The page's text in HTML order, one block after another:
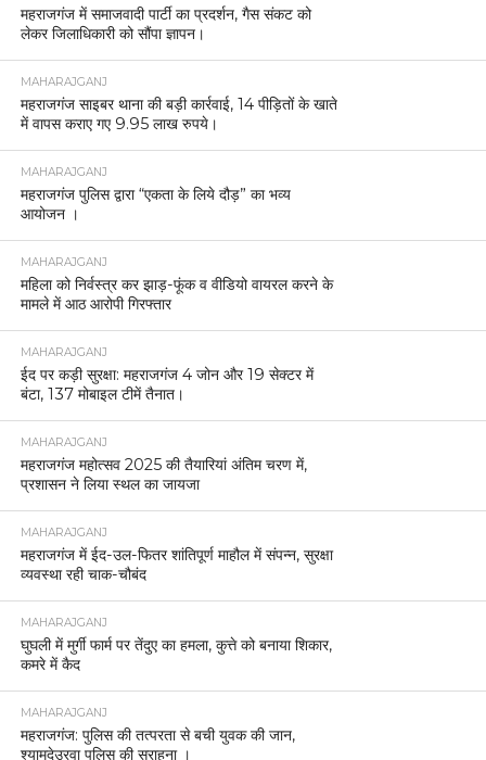
महराजगंज में समाजवादी पार्टी का प्रदर्शन, गैस संकट को
लेकर जिलाधिकारी को सौंपा ज्ञापन।
MAHARAJGANJ
महराजगंज साइबर थाना की बड़ी कार्रवाई, 14 पीड़ितों के खाते
में वापस कराए गए 9.95 लाख रुपये।
MAHARAJGANJ
महराजगंज पुलिस द्वारा “एकता के लिये दौड़” का भव्य
आयोजन ।
MAHARAJGANJ
महिला को निर्वस्त्र कर झाड़-फूंक व वीडियो वायरल करने के
मामले में आठ आरोपी गिरफ्तार
MAHARAJGANJ
ईद पर कड़ी सुरक्षा: महराजगंज 4 जोन और 19 सेक्टर में
बंटा, 137 मोबाइल टीमें तैनात।
MAHARAJGANJ
महराजगंज महोत्सव 2025 की तैयारियां अंतिम चरण में,
प्रशासन ने लिया स्थल का जायजा
MAHARAJGANJ
महराजगंज में ईद-उल-फितर शांतिपूर्ण माहौल में संपन्न, सुरक्षा
व्यवस्था रही चाक-चौबंद
MAHARAJGANJ
घुघली में मुर्गी फार्म पर तेंदुए का हमला, कुत्ते को बनाया शिकार,
कमरे में कैद
MAHARAJGANJ
महराजगंज: पुलिस की तत्परता से बची युवक की जान,
श्यामदेउरवा पुलिस की सराहना ।